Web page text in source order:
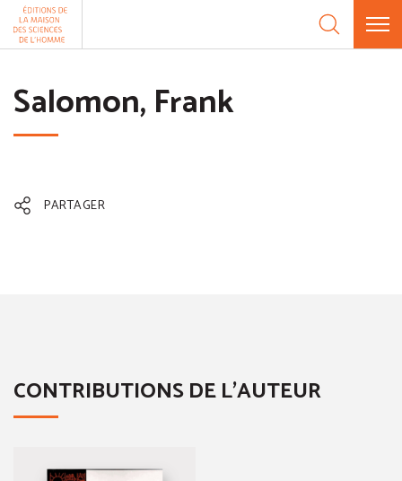
Aller au contenu
Salomon, Frank
PARTAGER
CONTRIBUTIONS DE L'AUTEUR
Panneau de gestion des cookies